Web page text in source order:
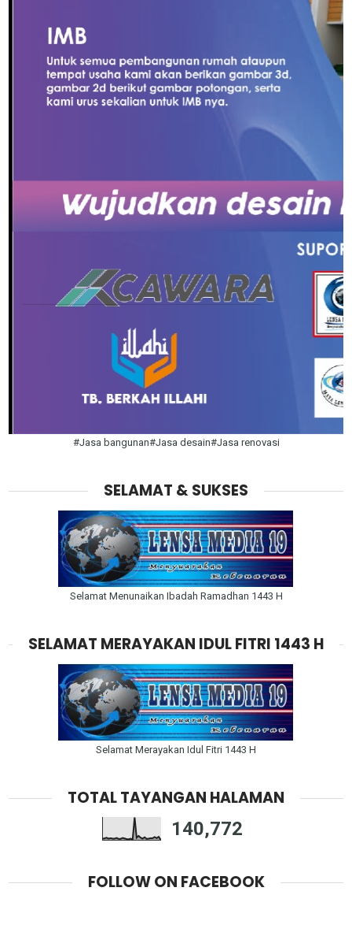
#Jasa bangunan#Jasa desain#Jasa renovasi
SELAMAT & SUKSES
Selamat Menunaikan Ibadah Ramadhan 1443 H
SELAMAT MERAYAKAN IDUL FITRI 1443 H
Selamat Merayakan Idul Fitri 1443 H
TOTAL TAYANGAN HALAMAN
140,772
FOLLOW ON FACEBOOK